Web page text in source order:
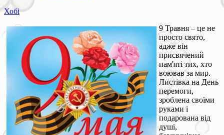
Хобі
9 Травня – це не
просто свято,
адже він
присвячений
пам'яті тих, хто
воював за мир.
Листівка на День
перемоги,
зроблена своїми
руками і
подарована від
душі,